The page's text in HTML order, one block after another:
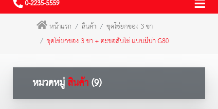
0-2235-5559
หน้าแรก
สินค้า
ชุดโซ่ยกของ 3 ขา
ชุดโซ่ยกของ 3 ขา + ตะขอสับโซ่ แบบมีบ่า G80
หมวดหมู่สินค้า(9)